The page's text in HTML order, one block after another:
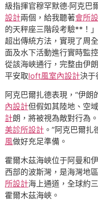
級指揮官穆罕默德·阿克巴
設計兩個，給我聽著會所
的天秤座三階段考驗**！
超出傳統方法，實現了周
面及水下活動進行實時監
從該海峽通行，完整由伊
平安取loft風室內設計決于
阿克巴爾扎德表現，“伊朗
內設計但假如其陸地、空
計朗，將被視為敵對行為
美診所設計 。”阿克巴爾
風做好充足準備。
霍爾木茲海峽位于阿曼和
西部的波斯灣，是海灣地
所設計海上通道，全球約
霍爾木茲海峽。